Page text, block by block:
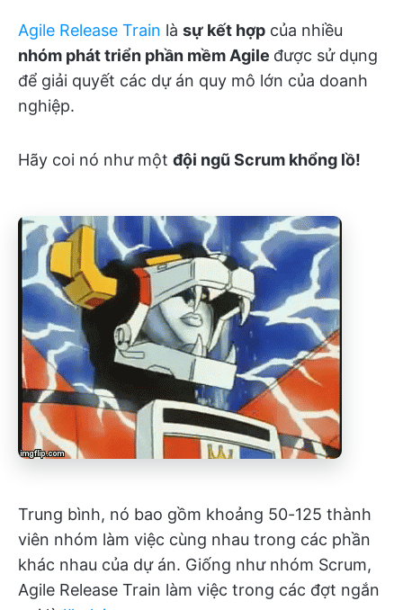
Agile Release Train là sự kết hợp của nhiều
nhóm phát triển phần mềm Agile được sử dụng
để giải quyết các dự án quy mô lớn của doanh
nghiệp.
Hãy coi nó như một đội ngũ Scrum khổng lồ!
Trung bình, nó bao gồm khoảng 50-125 thành
viên nhóm làm việc cùng nhau trong các phần
khác nhau của dự án. Giống như nhóm Scrum,
Agile Release Train làm việc trong các đợt ngắn